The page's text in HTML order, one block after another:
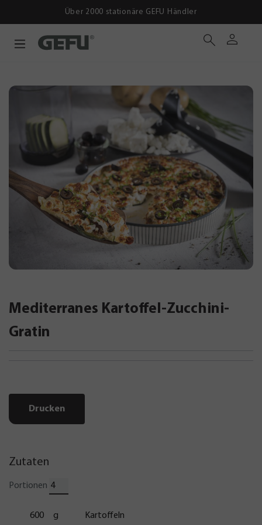
Über 2000 stationäre GEFU Händler
Mediterranes Kartoffel-Zucchini-
Gratin
Drucken
Zutaten
Portionen
600 g Kartoffeln